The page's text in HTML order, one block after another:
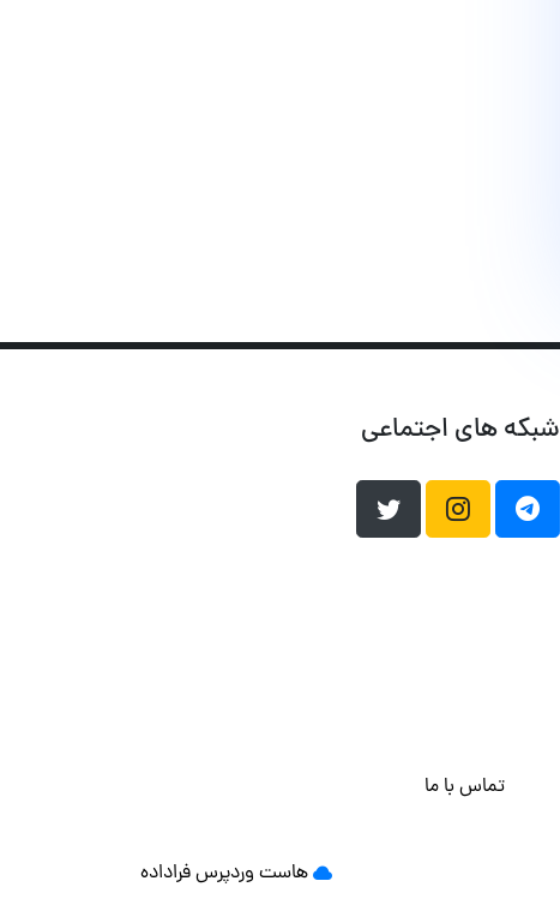
شبکه های اجتماعی
تماس با ما
هاست وردپرسفراداده